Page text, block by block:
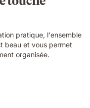
pratique, l'ensemble
beau et vous permet
organisée.